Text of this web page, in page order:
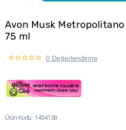
Avon Musk
75 ml
0 Değerlendirme
Ürün Kodu 1454138